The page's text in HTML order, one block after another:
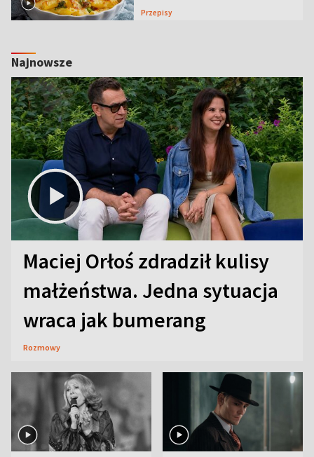
Przepisy
Najnowsze
Maciej Orłoś zdradził kulisy
małżeństwa. Jedna sytuacja
wraca jak bumerang
Rozmowy